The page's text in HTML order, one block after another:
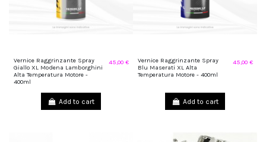
Vernice Raggrinzante Spray
Giallo XL Modena Lamborghini
Alta Temperatura Motore -
400ml
45,00 €
Add to cart
Vernice Raggrinzante Spray
Blu Maserati XL Alta
Temperatura Motore - 400ml
45,00 €
Add to cart